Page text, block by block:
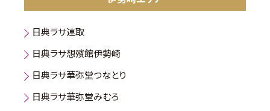
日典ラサ連取
日典ラサ想殯館伊勢崎
日典ラサ華弥堂つなとり
日典ラサ華弥堂みむろ